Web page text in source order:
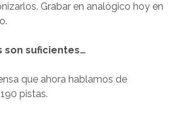
Grabar en analógico hoy en
son suficientes…
que ahora hablamos de
pistas.